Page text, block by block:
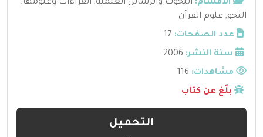
الأقسام: البحوث والرسائل العلمية, القراءات وعلومها,
النحو, علوم القرآن
عدد الصفحات: 17
سنة النشر: 2006
مشاهدات:
بلّغ عن كتاب
التحميل